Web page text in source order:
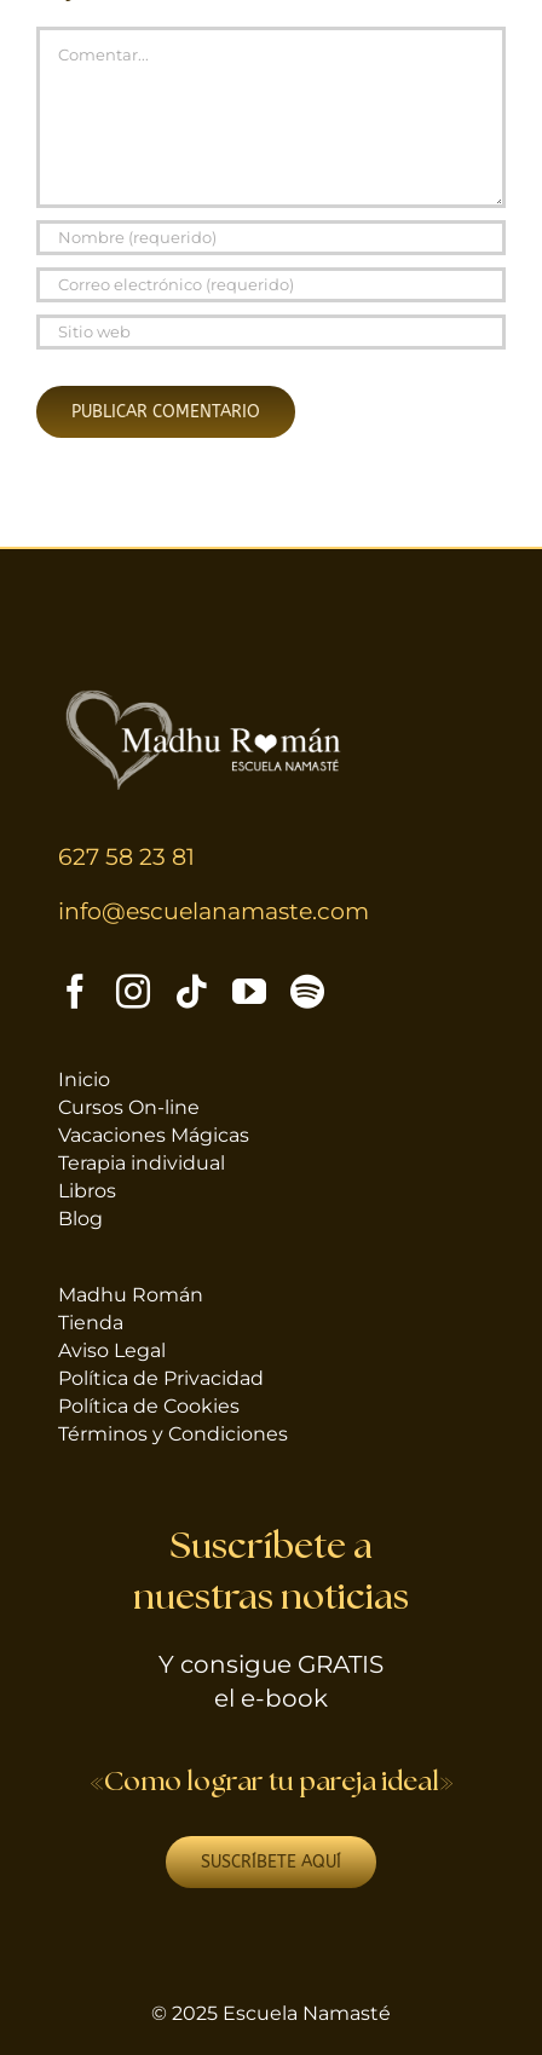
627 58 23 81
info@escuelanamaste.com
Inicio
Cursos On-line
Vacaciones Mágicas
Terapia individual
Libros
Blog
Madhu Román
Tienda
Aviso Legal
Política de Privacidad
Política de Cookies
Términos y Condiciones
Suscríbete a
nuestras noticias
Y consigue GRATIS
el e-book
«Como lograr tu pareja ideal»
SUSCRÍBETE AQUÍ
© 2025 Escuela Namasté